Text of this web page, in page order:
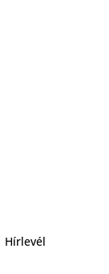
Hírlevél